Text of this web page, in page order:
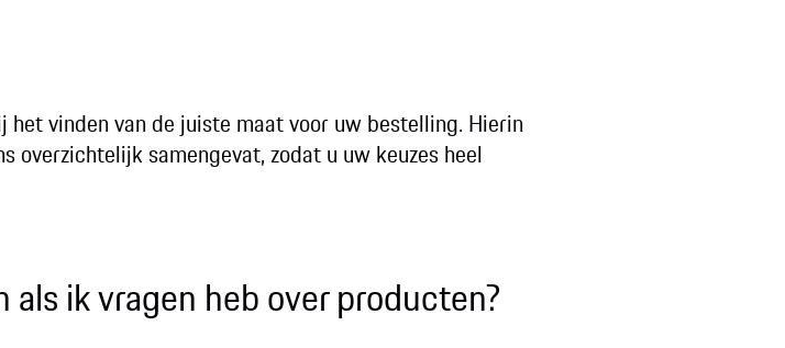
vinden van de juiste maat voor uw bestelling. Hierin
overzichtelijk samengevat, zodat u uw keuzes heel
ik vragen heb over producten?